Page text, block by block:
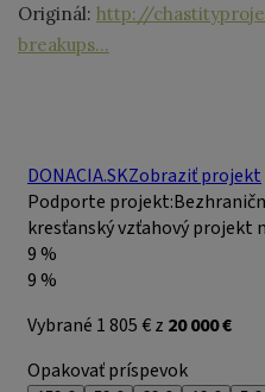
Originál: http://
breakups...